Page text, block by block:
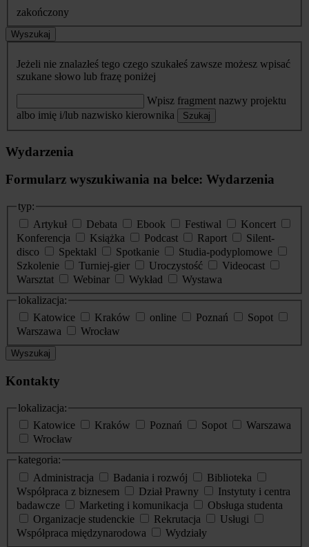
zakończony
Wyszukaj
Jeżeli nie znalazłeś tego czego szukałeś zawsze możesz wpisać
szukane słowo lub frazę poniżej
Wpisz fragment nazwy projektu
albo imię i/lub nazwisko kierownika
Szukaj
Wydarzenia
Formularz wyszukiwania na belce: Wydarzenia
typ:
Artykuł
Debata Ebook Festiwal
Koncert
Konferencja
Książka Podcast Raport
Silent-
disco
Spektakl Spotkanie
Studia-podyplomowe
Szkolenie
Turniej-gier Uroczystość
Videocast
Warsztat
Webinar Wykład
Wystawa
lokalizacja:
Katowice
Kraków online Poznań
Sopot
Warszawa
Wrocław
Wyszukaj
Kontakty
lokalizacja:
Katowice
Kraków Poznań Sopot
Warszawa
Wrocław
kategoria:
Administracja
Badania i rozwój
Biblioteka
Współpraca z biznesem
Dział Prawny
Instytuty i centra
badawcze
Marketing i komunikacja
Obsługa studenta
Organizacje studenckie
Rekrutacja
Usługi
Współpraca międzynarodowa
Wydziały